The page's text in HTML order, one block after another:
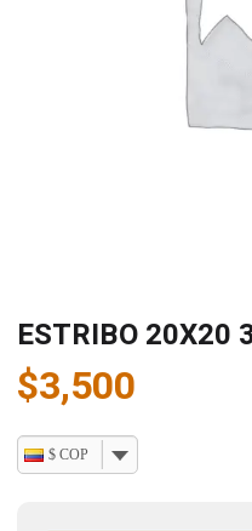
ESTRIBO 20X20
$3,500
$ COP